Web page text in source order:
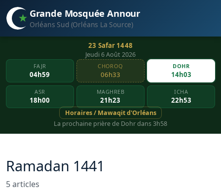
Grande Mosquée Annour
Orléans Sud (Orléans La Source)
23 Safar 1448
Jeudi 6 Août 2026
FAJR
04h59
CHOROQ
06h33
DOHR
14h03
ASR
18h00
MAGHREB
21h23
ICHA
22h53
Horaires / Mawaqit d'Orléans
La prochaine prière de Dohr dans 3h58
Ramadan 1441
5 articles